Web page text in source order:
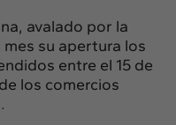
avalado por la
su apertura los
entre el 15 de
los comercios